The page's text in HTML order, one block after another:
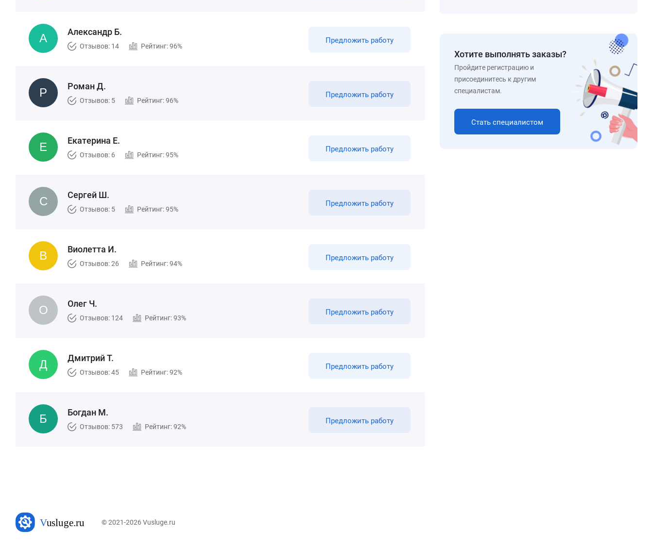
Александр Б.
Отзывов: 14 Рейтинг: 96%
Предложить работу
Роман Д.
Отзывов: 5 Рейтинг: 96%
Предложить работу
Екатерина Е.
Отзывов: 6 Рейтинг: 95%
Предложить работу
Сергей Ш.
Отзывов: 5 Рейтинг: 95%
Предложить работу
Виолетта И.
Отзывов: 26 Рейтинг: 94%
Предложить работу
Олег Ч.
Отзывов: 124 Рейтинг: 93%
Предложить работу
Дмитрий Т.
Отзывов: 45 Рейтинг: 92%
Предложить работу
Богдан М.
Отзывов: 573 Рейтинг: 92%
Предложить работу
Хотите выполнять заказы?
Пройдите регистрацию и
присоединитесь к другим
специалистам.
Стать специалистом
© 2021-2026 Vusluge.ru